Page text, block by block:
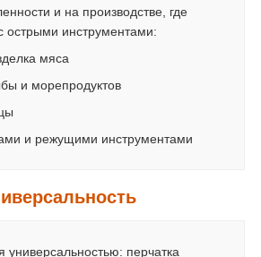
и на производстве, где
острыми инструментами:
мяса
и морепродуктов
и режущими инструментами
универсальностью: перчатка